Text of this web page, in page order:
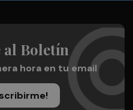
al Boletín
hora en tu email